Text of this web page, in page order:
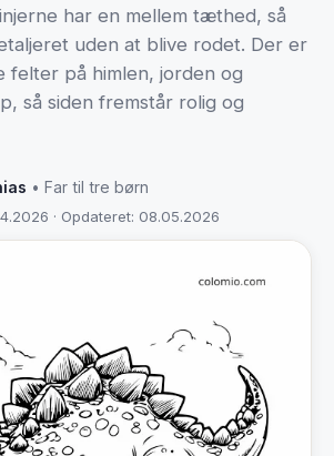
har en mellem tæthed, så
uden at blive rodet. Der er
felter på himlen, jorden og
så siden fremstår rolig og
• Far til tre børn
· Opdateret: 08.05.2026